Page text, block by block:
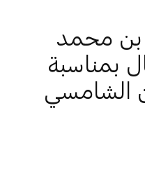
بن محمد
بمناسبة
الشامسي